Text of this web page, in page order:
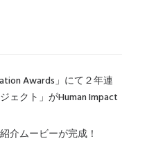
Awards」にて２年連
ェクト」がHuman Impact
介ムービーが完成！